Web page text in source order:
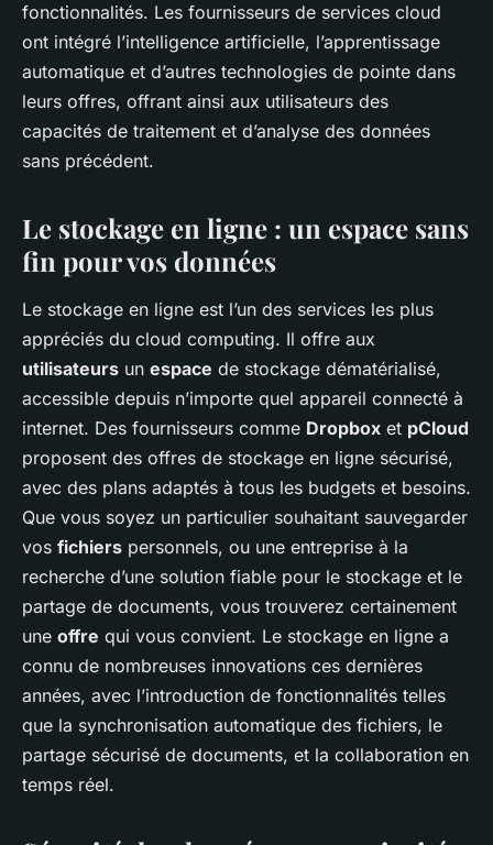
fonctionnalités. Les fournisseurs de services cloud
ont intégré l’intelligence artificielle, l’apprentissage
automatique et d’autres technologies de pointe dans
leurs offres, offrant ainsi aux utilisateurs des
capacités de traitement et d’analyse des données
sans précédent.
Le stockage en ligne : un espace sans
fin pour vos données
Le stockage en ligne est l’un des services les plus
appréciés du cloud computing. Il offre aux
utilisateurs un espace de stockage dématérialisé,
accessible depuis n’importe quel appareil connecté à
internet. Des fournisseurs comme Dropbox et pCloud
proposent des offres de stockage en ligne sécurisé,
avec des plans adaptés à tous les budgets et besoins.
Que vous soyez un particulier souhaitant sauvegarder
vos fichiers personnels, ou une entreprise à la
recherche d’une solution fiable pour le stockage et le
partage de documents, vous trouverez certainement
une offre qui vous convient. Le stockage en ligne a
connu de nombreuses innovations ces dernières
années, avec l’introduction de fonctionnalités telles
que la synchronisation automatique des fichiers, le
partage sécurisé de documents, et la collaboration en
temps réel.